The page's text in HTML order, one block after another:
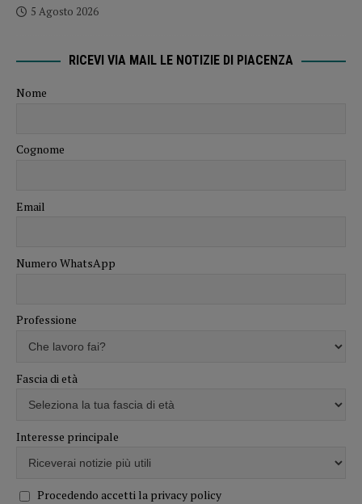
5 Agosto 2026
RICEVI VIA MAIL LE NOTIZIE DI PIACENZA
Nome
Cognome
Email
Numero WhatsApp
Professione
Fascia di età
Interesse principale
Procedendo accetti la privacy policy